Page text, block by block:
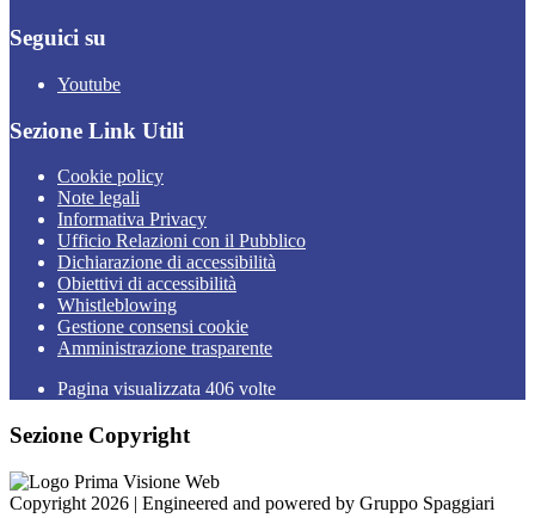
Seguici su
Youtube
Sezione Link Utili
Cookie policy
Note legali
Informativa Privacy
Ufficio Relazioni con il Pubblico
Dichiarazione di accessibilità
Obiettivi di accessibilità
Whistleblowing
Gestione consensi cookie
Amministrazione trasparente
Pagina visualizzata 406 volte
Sezione Copyright
Copyright 2026 | Engineered and powered by Gruppo Spaggiari